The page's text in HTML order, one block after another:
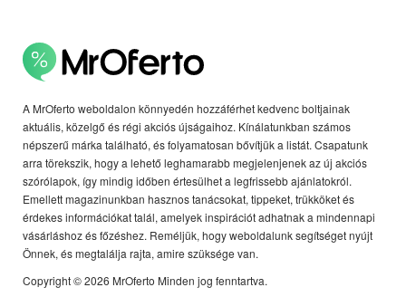
A MrOferto weboldalon könnyedén hozzáférhet kedvenc boltjainak
aktuális, közelgő és régi akciós újságaihoz. Kínálatunkban számos
népszerű márka található, és folyamatosan bővítjük a listát. Csapatunk
arra törekszik, hogy a lehető leghamarabb megjelenjenek az új akciós
szórólapok, így mindig időben értesülhet a legfrissebb ajánlatokról.
Emellett magazinunkban hasznos tanácsokat, tippeket, trükköket és
érdekes információkat talál, amelyek inspirációt adhatnak a mindennapi
vásárláshoz és főzéshez. Reméljük, hogy weboldalunk segítséget nyújt
Önnek, és megtalálja rajta, amire szüksége van.
Copyright © 2026 MrOferto Minden jog fenntartva.